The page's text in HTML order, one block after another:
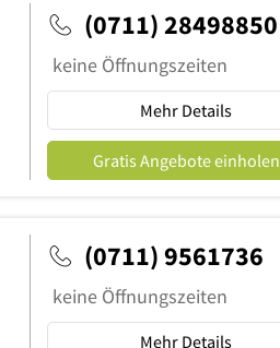
(0711) 28498850
keine Öffnungszeiten
Mehr Details
Gratis Angebote einholen
(0711) 9561736
keine Öffnungszeiten
Mehr Details